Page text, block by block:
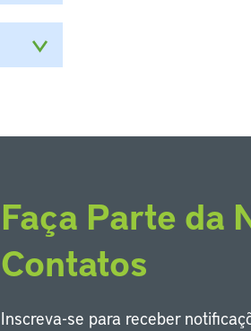
Faça Parte da
Contatos
Inscreva-se para receber